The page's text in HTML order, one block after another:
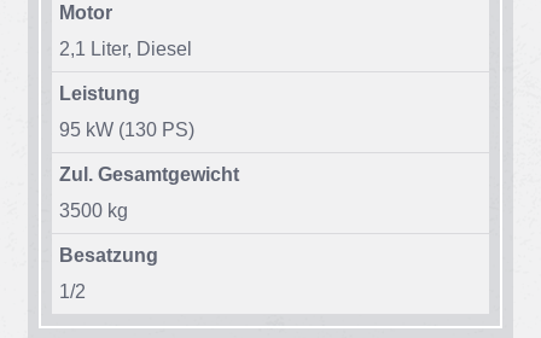
Motor
2,1 Li­ter, Die­sel
Leistung
95 kW (130 PS)
Zul. Gesamtgewicht
3500 kg
Besatzung
1/​2